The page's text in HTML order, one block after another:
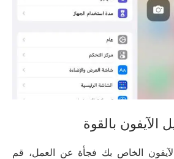
الآيفون بالقوة
الخاص بك فجأة عن العمل، قم